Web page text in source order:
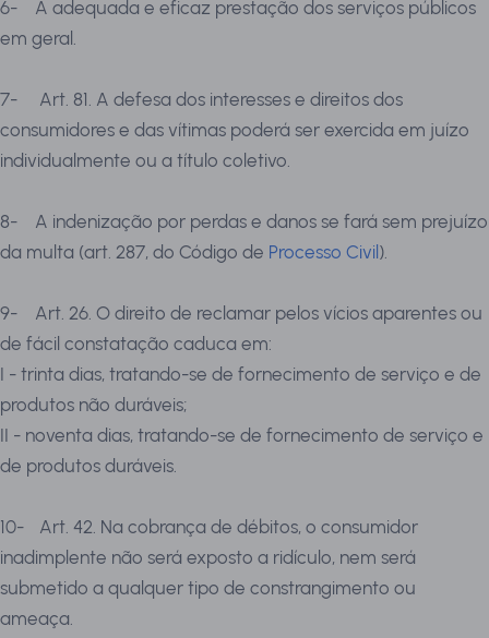
6-
A adequada e eficaz prestação dos serviços públicos
em geral.
7-
Art. 81. A defesa dos interesses e direitos dos
consumidores e das vítimas poderá ser exercida em juízo
individualmente ou a título coletivo.
8-
A indenização por perdas e danos se fará sem prejuízo
da multa (art. 287, do Código de Processo Civil).
9-
Art. 26. O direito de reclamar pelos vícios aparentes ou
de fácil constatação caduca em:
I - trinta dias, tratando-se de fornecimento de serviço e de
produtos não duráveis;
II - noventa dias, tratando-se de fornecimento de serviço e
de produtos duráveis.
10-
Art. 42. Na cobrança de débitos, o consumidor
inadimplente não será exposto a ridículo, nem será
submetido a qualquer tipo de constrangimento ou
ameaça.